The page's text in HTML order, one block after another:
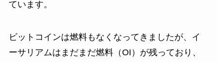
ています。
ビットコインは燃料もなくなってきましたが、イ
ーサリアムはまだまだ燃料（OI）が残っており、